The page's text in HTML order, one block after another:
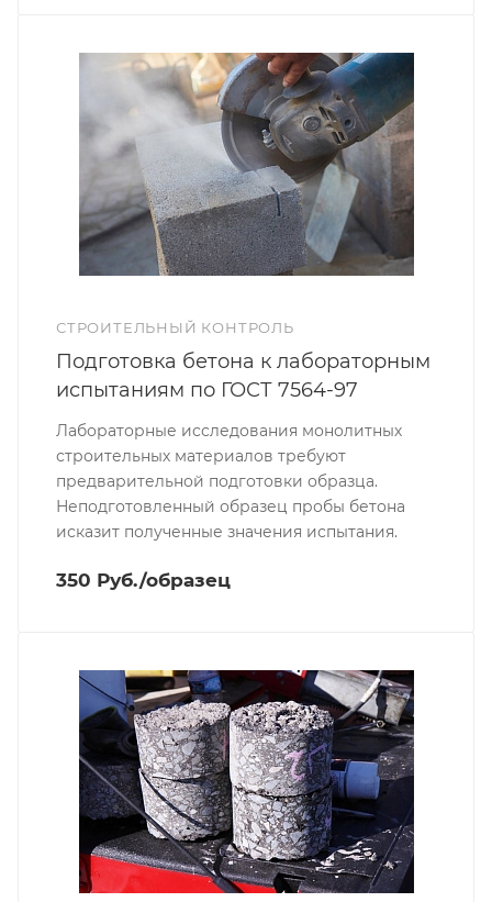
СТРОИТЕЛЬНЫЙ КОНТРОЛЬ
Подготовка бетона к лабораторным
испытаниям по ГОСТ 7564-97
Лабораторные исследования монолитных
строительных материалов требуют
предварительной подготовки образца.
Неподготовленный образец пробы бетона
исказит полученные значения испытания.
350 Руб./образец